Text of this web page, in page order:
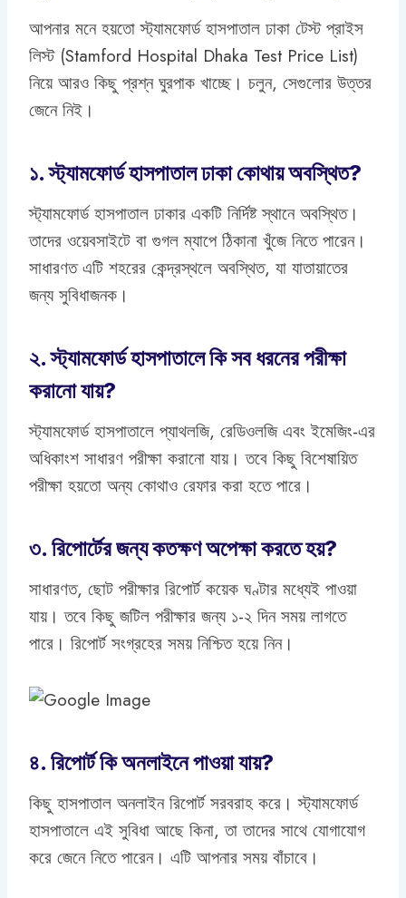
আপনার মনে হয়তো স্ট্যামফোর্ড হাসপাতাল ঢাকা টেস্ট প্রাইস
লিস্ট (Stamford Hospital Dhaka Test Price List)
নিয়ে আরও কিছু প্রশ্ন ঘুরপাক খাচ্ছে। চলুন, সেগুলোর উত্তর
জেনে নিই।
১. স্ট্যামফোর্ড হাসপাতাল ঢাকা কোথায় অবস্থিত?
স্ট্যামফোর্ড হাসপাতাল ঢাকার একটি নির্দিষ্ট স্থানে অবস্থিত।
তাদের ওয়েবসাইটে বা গুগল ম্যাপে ঠিকানা খুঁজে নিতে পারেন।
সাধারণত এটি শহরের কেন্দ্রস্থলে অবস্থিত, যা যাতায়াতের
জন্য সুবিধাজনক।
২. স্ট্যামফোর্ড হাসপাতালে কি সব ধরনের পরীক্ষা
করানো যায়?
স্ট্যামফোর্ড হাসপাতালে প্যাথলজি, রেডিওলজি এবং ইমেজিং-এর
অধিকাংশ সাধারণ পরীক্ষা করানো যায়। তবে কিছু বিশেষায়িত
পরীক্ষা হয়তো অন্য কোথাও রেফার করা হতে পারে।
৩. রিপোর্টের জন্য কতক্ষণ অপেক্ষা করতে হয়?
সাধারণত, ছোট পরীক্ষার রিপোর্ট কয়েক ঘণ্টার মধ্যেই পাওয়া
যায়। তবে কিছু জটিল পরীক্ষার জন্য ১-২ দিন সময় লাগতে
পারে। রিপোর্ট সংগ্রহের সময় নিশ্চিত হয়ে নিন।
৪. রিপোর্ট কি অনলাইনে পাওয়া যায়?
কিছু হাসপাতাল অনলাইন রিপোর্ট সরবরাহ করে। স্ট্যামফোর্ড
হাসপাতালে এই সুবিধা আছে কিনা, তা তাদের সাথে যোগাযোগ
করে জেনে নিতে পারেন। এটি আপনার সময় বাঁচাবে।